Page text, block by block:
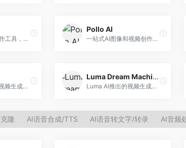
专业级AI视频制作工具，支持视频生成与编辑。面向影视制作人和创意工作者，提供文生视频、视频编辑、绿幕抠像等专业功能，视频处理能力强，适合专业创作场景。
Pollo AI
一站式AI图像和视频创作平台，整合多种生成工具。面向内容创作者，提供文生图、文生视频、视频编辑等服务，创作工具全面，一站式体验便捷。
Runway推出的视频生成模型，专注于文生视频和视频风格转换。面向影视制作人和创意工作者，支持文本到视频、图像到视频等多种生成模式，视频质量专业级。
Luma Dream Machine
Luma AI推出的视频生成工具，专注于高质量视频创作。面向影视创作者和内容生产者，支持文生视频、图生视频，视频质量高，物理运动流畅自然。
隆 AI语音合成/TTS AI语音转文字/转录 AI音频